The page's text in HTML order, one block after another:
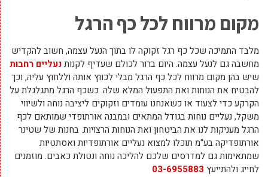
מקום מרווח לכל כף הרגל
מלבד התמיכה שכל כף רגל זקוקה לו בתוך הנעל עצמה, חשוב להקדיש
מחשבה גם לנעל עצמה. היום ברור לכולם שעדיף לקנותנעליים רחבות
שיש בהן מקום מרווח לכל כף הרגל מבלי לכווץ אותה וללחוץ עליה, וכך
להבטיח את הנוחות ואת התפעול המלא שלה. כשכף הרגל מתגלגלת על
הקרקע כדי לצעוד או כשאנחנו עומדים וזקוקים ליציבה נוחה ולשיווי
משקל, נעליים נוחות בגודל המתאים ובמבנה אורתופדי שמותאם לכף
הרגל מעניקות לנו את הביטחון ואת הנוחות הרצויות. בחנות של שטינר
אורתופדיקה בע"מ תוכלו למצוא נעליים אורתופדיות ואסתטיות
שמתאימות גם למדרסים שלכם להליכה נוחה ונטולת כאבים. מוזמנים
לחייג ולהתייעץ 03-6955883